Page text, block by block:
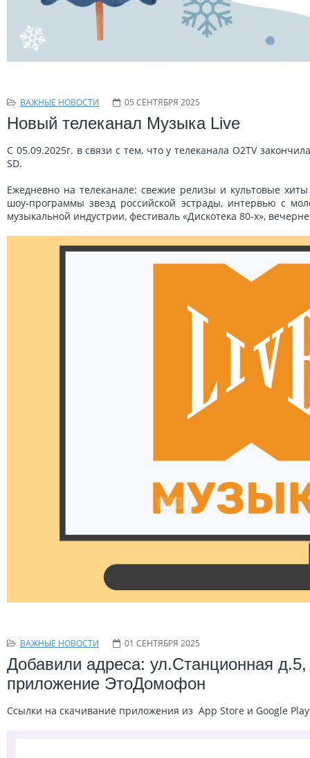
ВАЖНЫЕ НОВОСТИ 05 СЕНТЯБРЯ 2025
Новый телеканал Музыка Live
С 05.09.2025г. в связи с тем, что у телеканала O2TV
SD.
Ежедневно на телеканале: свежие релизы и культовые
шоу-программы звезд российской эстрады, интервью с
музыкальной индустрии, фестиваль «Дискотека 80-х»,
ВАЖНЫЕ НОВОСТИ 01 СЕНТЯБРЯ 2025
Добавили адреса: ул.Станционная
приложение ЭтоДомофон
Ссылки на скачивание приложения из App Store и Google